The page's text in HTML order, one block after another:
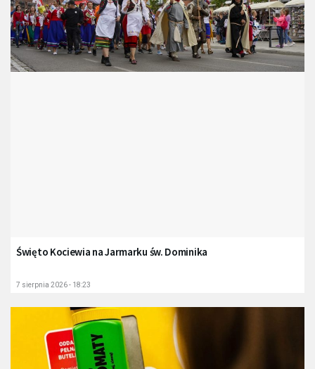
Święto Kociewia na Jarmarku św. Dominika
7 sierpnia 2026 - 18:23